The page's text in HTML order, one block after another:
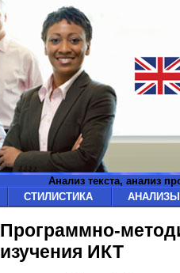
Анализ текста, анализ
СТИЛИСТИКА
Программно-
изучения ИКТ